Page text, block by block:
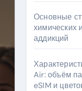
Основные
химических
аддикций
Air: объём
eSIM и